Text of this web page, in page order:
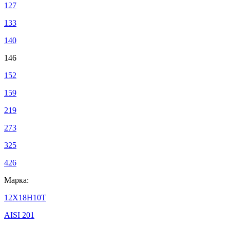
127
133
140
146
152
159
219
273
325
426
Марка:
12Х18Н10Т
AISI 201